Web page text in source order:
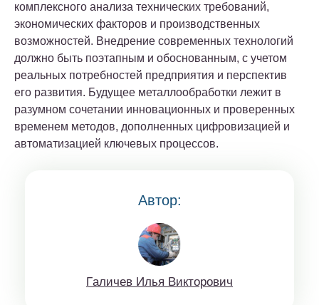
комплексного анализа технических требований,
экономических факторов и производственных
возможностей. Внедрение современных технологий
должно быть поэтапным и обоснованным, с учетом
реальных потребностей предприятия и перспектив
его развития. Будущее металлообработки лежит в
разумном сочетании инновационных и проверенных
временем методов, дополненных цифровизацией и
автоматизацией ключевых процессов.
Автор:
Гaличeв Илья Виктoрoвич